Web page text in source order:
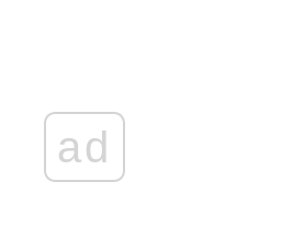
ad